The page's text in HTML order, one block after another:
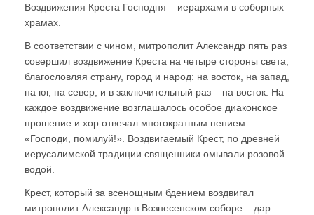
Воздвижения Креста Господня – иерархами в соборных
храмах.
В соответствии с чином, митрополит Александр пять раз
совершил воздвижение Креста на четыре стороны света,
благословляя страну, город и народ: на восток, на запад,
на юг, на север, и в заключительный раз – на восток. На
каждое воздвижение возглашалось особое диаконское
прошение и хор отвечал многократным пением
«Господи, помилуй!». Воздвигаемый Крест, по древней
иерусалимской традиции священники омывали розовой
водой.
Крест, который за всенощным бдением воздвигал
митрополит Александр в Вознесенском соборе – дар